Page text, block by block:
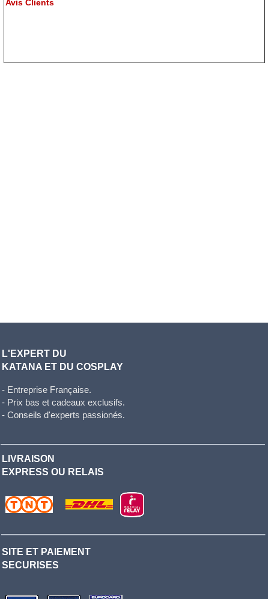
Avis Clients
L'EXPERT DU
KATANA ET DU COSPLAY
- Entreprise Française.
- Prix bas et cadeaux exclusifs.
- Conseils d'experts passionés.
LIVRAISON
EXPRESS OU RELAIS
SITE ET PAIEMENT
SECURISES